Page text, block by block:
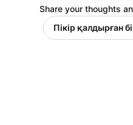
Share your thoughts
Пікір қалдырған